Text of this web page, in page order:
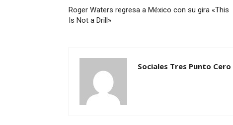
Roger Waters regresa a México con su gira «This
Is Not a Drill»
Sociales Tres Punto Cero